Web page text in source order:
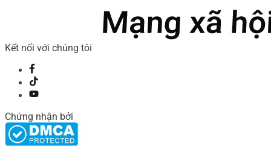
Kết nối với chúng tôi
Chứng nhận bởi